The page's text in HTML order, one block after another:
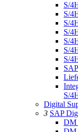
S/
S/
S/
S/
S/
S/
S/
S/
Digital
3 SAP
DM